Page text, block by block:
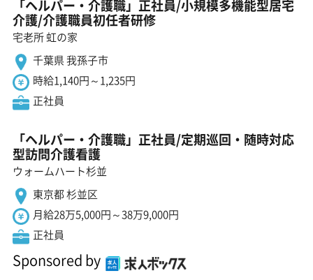
「ヘルパー・介護職」正社員/小規模多機能型居宅
介護/介護職員初任者研修
宅老所 虹の家
千葉県 我孫子市
時給1,140円～1,235円
正社員
「ヘルパー・介護職」正社員/定期巡回・随時対応
型訪問介護看護
ウォームハート杉並
東京都 杉並区
月給28万5,000円～38万9,000円
正社員
Sponsored by